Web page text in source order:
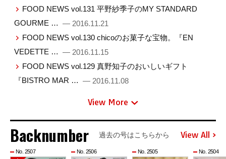
FOOD NEWS vol.131 平野紗季子のMY STANDARD
GOURME … — 2016.11.21
FOOD NEWS vol.130 chicoのお菓子な宝物。『EN
VEDETTE … — 2016.11.15
FOOD NEWS vol.129 真野知子のおいしいギフト
『BISTRO MAR … — 2016.11.08
View More
Backnumber 過去の号はこちらから View All
No. 2507 No. 2506 No. 2505 No. 2504